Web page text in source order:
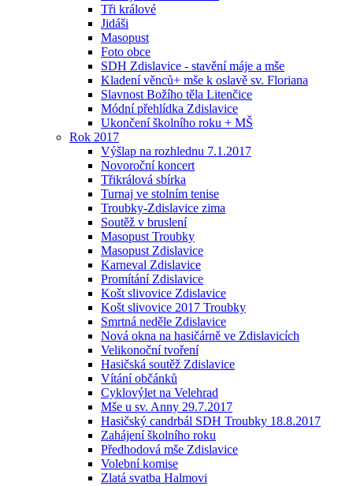
Tři králové
Jidáši
Masopust
Foto obce
SDH Zdislavice - stavění máje a mše
Kladení věnců+ mše k oslavě sv. Floriana
Slavnost Božího těla Litenčice
Módní přehlídka Zdislavice
Ukončení školního roku + MŠ
Rok 2017
Výšlap na rozhlednu 7.1.2017
Novoroční koncert
Třikrálová sbírka
Turnaj ve stolním tenise
Troubky-Zdislavice zima
Soutěž v bruslení
Masopust Troubky
Masopust Zdislavice
Karneval Zdislavice
Promítání Zdislavice
Košt slivovice Zdislavice
Košt slivovice 2017 Troubky
Smrtná neděle Zdislavice
Nová okna na hasičárně ve Zdislavicích
Velikonoční tvoření
Hasičská soutěž Zdislavice
Vítání občánků
Cyklovýlet na Velehrad
Mše u sv. Anny 29.7.2017
Hasičský candrbál SDH Troubky 18.8.2017
Zahájení školního roku
Předhodová mše Zdislavice
Volební komise
Zlatá svatba Halmovi